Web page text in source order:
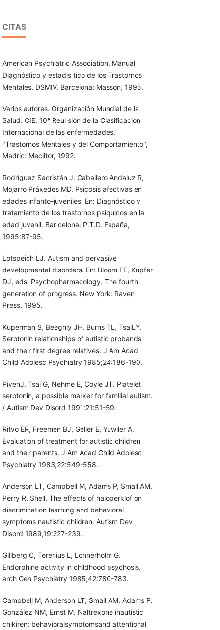
CITAS
American Psychiatric Association, Manual
Diagnóstico y estadis tico de los Trastornos
Mentales, DSMIV. Barcelona: Masson, 1995.
Varios autores. Organización Mundial de la
Salud. CIE. 10ª Reul sión de la Clasificación
Internacional de las enfermedades.
"Trastornos Mentales y del Comportamiento",
Madric: Meclitor, 1992.
Rodríguez Sacristán J, Caballero Andaluz R,
Mojarro Práxedes MD. Psicosis afectivas en
edades infanto-juveniles. En: Diagnóstico y
tratamiento de los trastornos psiquicos en la
edad juvenil. Bar celona: P.T.D. España,
1995:87-95.
Lotspeich LJ. Autism and pervasive
developmental disorders. En: Bloom FE, Kupfer
DJ, eds. Psychopharmacology. The fourth
generation of progress. New York: Raven
Press, 1995.
Kuperman S, Beeghly JH, Burns TL, TsaiLY.
Serotonin relationships of autistic probands
and their first degree relatives. J Am Acad
Child Adolesc Psychiatry 1985;24:186-190.
PivenJ, Tsai G, Nehme E, Coyle JT. Platelet
serotonin, a possible marker for familial autism.
/ Autism Dev Disord 1991:21:51-59.
Ritvo ER, Freemen BJ, Geller E, Yuwiler A.
Evaluation of treatment for autistic children
and their parents. J Am Acad Child Adolesc
Psychiatry 1983;22:549-558.
Anderson LT, Campbell M, Adams P, Small AM,
Perry R, Shell. The effects of haloperklof on
discrimination learning and behavioral
symptoms nautistic children. Autism Dev
Disord 1989,19:227-239.
Gillberg C, Terenius L, Lonnerholm G.
Endorphine activity in childhood psychosis,
arch Gen Psychiatry 1985;42:780-783.
Campbell M, Anderson LT, Small AM, Adams P.
González NM, Ernst M. Naltrexone inautistic
chikiren: behavioralsymptomsand attentional